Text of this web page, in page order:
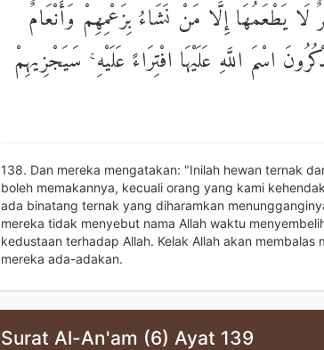
يَطْعَمُهَا إِلَّا مَنْ نَشَاءُ بِزَعْمِهِمْ وَأَنْعَامٌ
اسْمَ اللَّهِ عَلَيْهَا افْتِرَاءً عَلَيْهِ ۚ سَيَجْزِيهِمْ
138. Dan mereka mengatakan: "Inilah hewan ternak
boleh memakannya, kecuali orang yang kami
ada binatang ternak yang diharamkan
mereka tidak menyebut nama Allah waktu
kedustaan terhadap Allah. Kelak Allah akan
mereka ada-adakan.
Surat Al-An'am (6) Ayat 139